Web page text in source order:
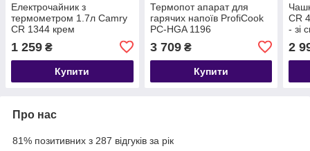
Електрочайник з
термометром 1.7л Camry
CR 1344 крем
1 259 ₴
Купити
Термопот апарат для
гарячих напоїв ProfiCook
PC-HGA 1196
3 709₴
Купити
CR
- зі
2
Про нас
81% позитивних з 287 відгуків за рік